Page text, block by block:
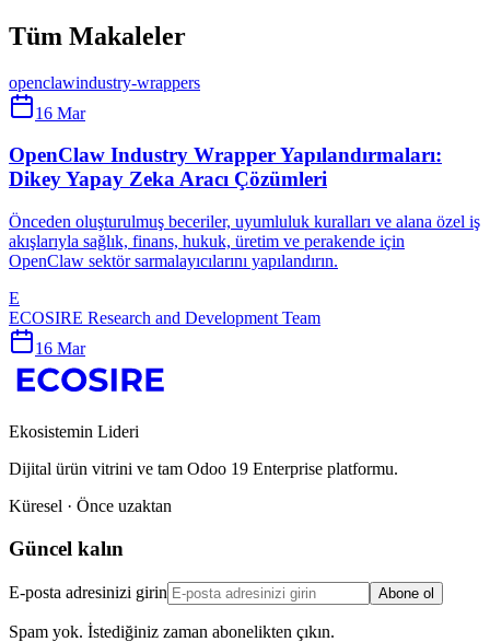
Tüm Makaleler
openclawindustry-wrappers
16 Mar
OpenClaw Industry Wrapper Yapılandırmaları:
Dikey Yapay Zeka Aracı Çözümleri
Önceden oluşturulmuş beceriler, uyumluluk kuralları ve alana özel iş
akışlarıyla sağlık, finans, hukuk, üretim ve perakende için
OpenClaw sektör sarmalayıcılarını yapılandırın.
E
ECOSIRE Research and Development Team
16 Mar
Ekosistemin Lideri
Dijital ürün vitrini ve tam Odoo 19 Enterprise platformu.
Küresel · Önce uzaktan
Güncel kalın
E-posta adresinizi girin Abone ol
Spam yok. İstediğiniz zaman abonelikten çıkın.